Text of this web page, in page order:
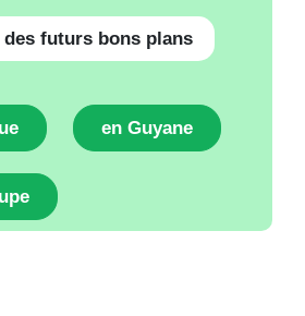
futurs bons plans
en Guyane